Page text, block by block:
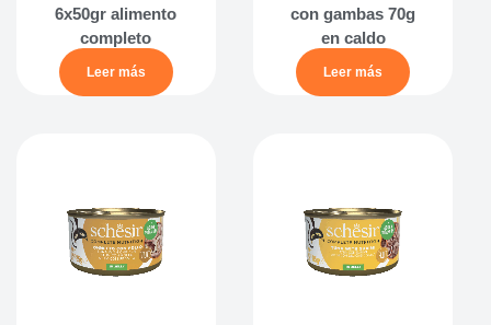
6x50gr alimento
completo
Leer más
con gambas 70g
en caldo
Leer más